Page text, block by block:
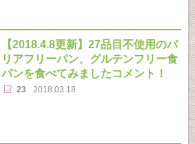
【2018.4.8更新】27品目不使用のバ
リアフリーパン、グルテンフリー食
パンを食べてみましたコメント！
23 2018.03.18